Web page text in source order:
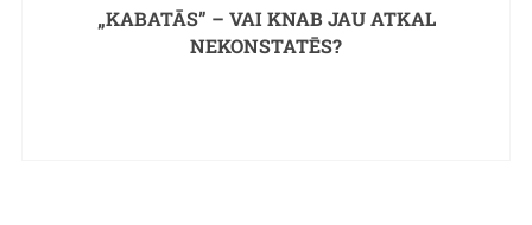
„KABATĀS” – VAI KNAB JAU ATKAL
NEKONSTATĒS?